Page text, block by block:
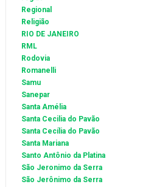
Regional
Religião
RIO DE JANEIRO
RML
Rodovia
Romanelli
Samu
Sanepar
Santa Amélia
Santa Cecilia do Pavão
Santa Cecília do Pavão
Santa Mariana
Santo Antônio da Platina
São Jeronimo da Serra
São Jerônimo da Serra